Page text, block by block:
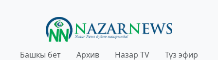
Башкы бет Архив Назар TV Түз эфир